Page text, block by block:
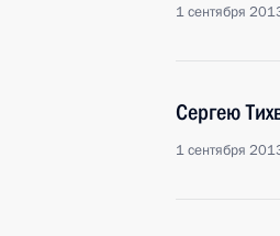
1 сентября
Сергею
1 сентября